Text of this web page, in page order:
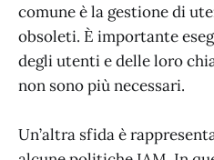
comune è la gestione di
obsoleti. È importante
degli utenti e delle loro
non sono più necessari.
Un’altra sfida è